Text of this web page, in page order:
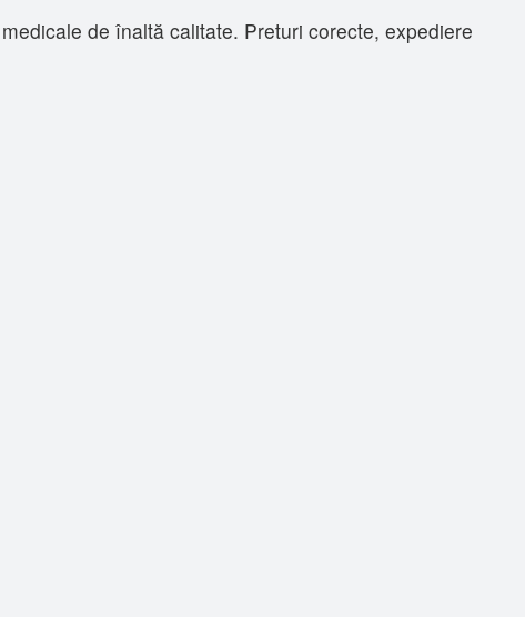
de înaltă calitate. Preturi corecte, expediere